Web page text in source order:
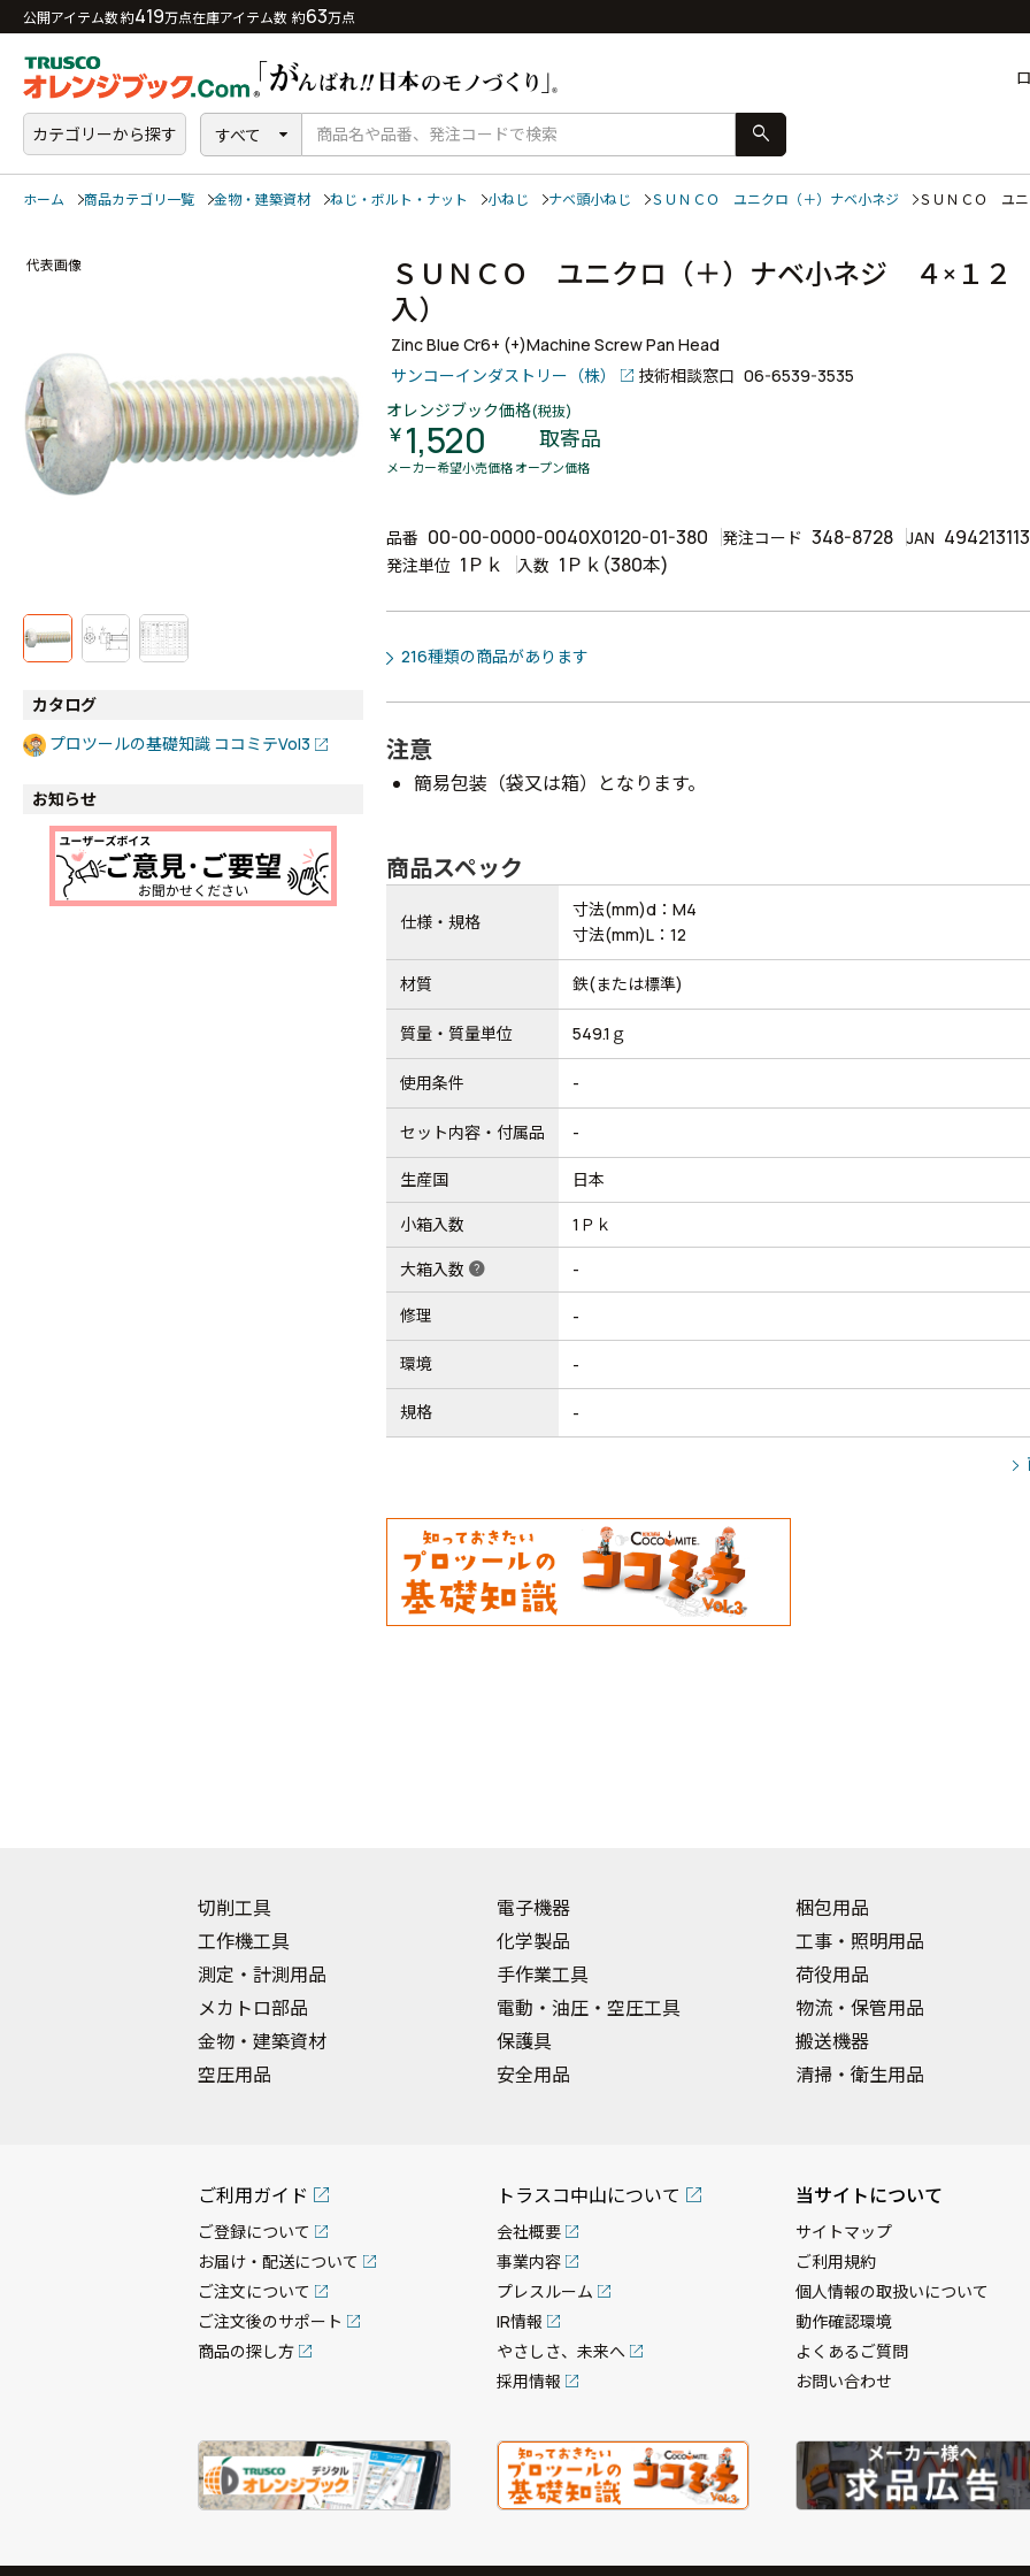
公開アイテム数 約419万点在庫アイテム数 約63万点
カテゴリーから探す すべて search
ホーム 商品カテゴリ一覧 金物・建築資材 ねじ・ボルト・ナット 小ねじ ナベ頭小ねじ ＳＵＮＣＯ ユニクロ（＋）ナベ小ネジ ＳＵＮＣＯ ユ
代表画像
カタログ
プロツールの基礎知識 ココミテVol3
お知らせ
ＳＵＮＣＯ ユニクロ（＋）ナベ小ネジ ４×１
入）
Zinc Blue Cr6+ (+)Machine Screw Pan Head
サンコーインダストリー（株）
技術相談窓口 06-6539-3535
オレンジブック価格(税抜)
￥ 1,520 取寄品
メーカー希望小売価格 オープン価格
品番 00-00-0000-0040X0120-01-380 発注コード 348-8728 JAN
発注単位 1Ｐｋ 入数 1Ｐｋ(380本)
216種類の商品があります
注意
簡易包装（袋又は箱）となります。
商品スペック
仕様・規格
寸法(mm)d：M4
寸法(mm)L：12
材質 鉄(または標準)
質量・質量単位 549.1ｇ
使用条件 -
セット内容・付属品 -
生産国 日本
小箱入数 1Ｐｋ
大箱入数 help -
修理 -
環境 -
規格 -
切削工具
工作機工具
測定・計測用品
メカトロ部品
金物・建築資材
空圧用品
電子機器
化学製品
手作業工具
電動・油圧・空圧工具
保護具
安全用品
梱包用品
工事・照明用品
荷役用品
物流・保管用品
搬送機器
清掃・衛生用品
ご利用ガイド
ご登録について
お届け・配送について
ご注文について
ご注文後のサポート
商品の探し方
トラスコ中山について
会社概要
事業内容
プレスルーム
IR情報
やさしさ、未来へ
採用情報
当サイトについて
サイトマップ
ご利用規約
個人情報の取扱いについて
動作確認環境
よくあるご質問
お問い合わせ